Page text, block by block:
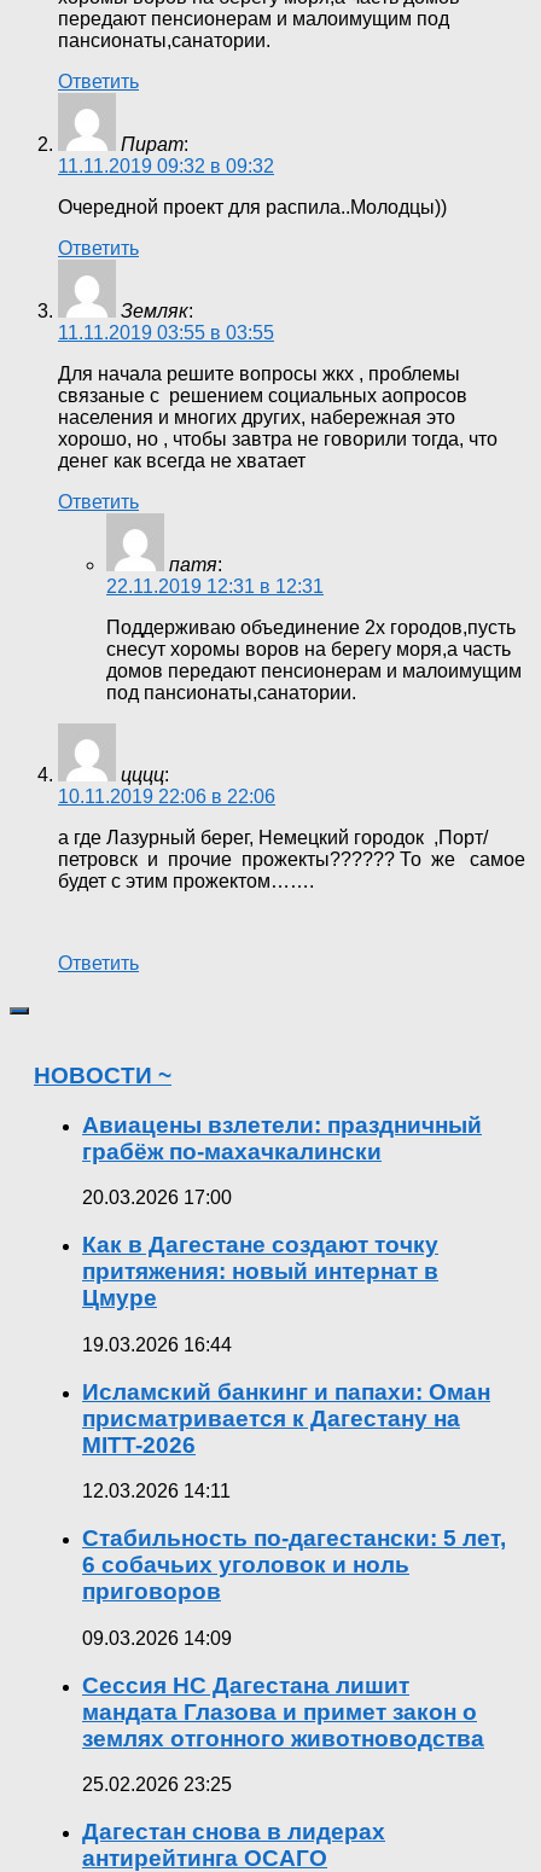
передают пенсионерам и малоимущим под
пансионаты,санатории.
Ответить
Пират:
11.11.2019 09:32 в 09:32
Очередной проект для распила..Молодцы))
Ответить
Земляк:
11.11.2019 03:55 в 03:55
Для начала решите вопросы жкх , проблемы
связаные с решением социальных аопросов
населения и многих других, набережная это
хорошо, но , чтобы завтра не говорили тогда, что
денег как всегда не хватает
Ответить
патя:
22.11.2019 12:31 в 12:31
Поддерживаю объединение 2х городов,пусть
снесут хоромы воров на берегу моря,а часть
домов передают пенсионерам и малоимущим
под пансионаты,санатории.
цццц:
10.11.2019 22:06 в 22:06
а где Лазурный берег, Немецкий городок ,Порт/
петровск и прочие прожекты?????? То же самое
будет с этим прожектом…….
Ответить
НОВОСТИ ~
Авиацены взлетели: праздничный
грабёж по-махачкалински
20.03.2026 17:00
Как в Дагестане создают точку
притяжения: новый интернат в
Цмуре
19.03.2026 16:44
Исламский банкинг и папахи: Оман
присматривается к Дагестану на
MITT-2026
12.03.2026 14:11
Стабильность по-дагестански: 5 лет,
6 собачьих уголовок и ноль
приговоров
09.03.2026 14:09
Сессия НС Дагестана лишит
мандата Глазова и примет закон о
землях отгонного животноводства
25.02.2026 23:25
Дагестан снова в лидерах
антирейтинга ОСАГО